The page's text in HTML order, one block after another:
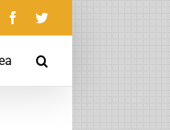
FacebookTwitter